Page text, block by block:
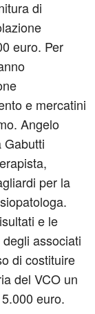
di
euro. Per
e mercatini
Angelo
Gabutti
per la
e le
associati
di costituire
del VCO un
euro.